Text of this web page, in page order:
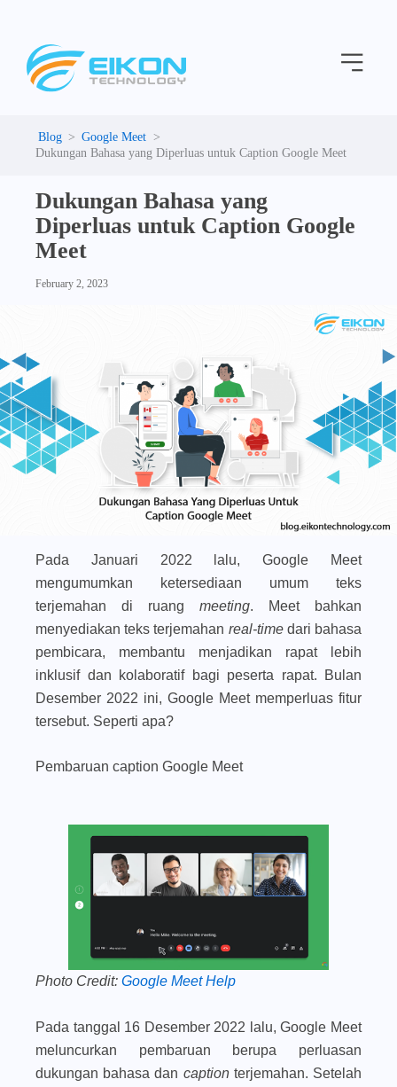
content
Menu
Google Meet
Dukungan Bahasa yang Diperluas untuk Caption Google Meet
Dukungan Bahasa yang
Diperluas untuk Caption Google
Meet
February 2, 2023
Pada Januari 2022 lalu, Google Meet
mengumumkan ketersediaan umum teks
terjemahan di ruang meeting. Meet bahkan
menyediakan teks terjemahan real-time dari bahasa
pembicara, membantu menjadikan rapat lebih
inklusif dan kolaboratif bagi peserta rapat. Bulan
Desember 2022 ini, Google Meet memperluas fitur
tersebut. Seperti apa?
Pembaruan caption Google Meet
Photo Credit: Google Meet Help
Pada tanggal 16 Desember 2022 lalu, Google Meet
meluncurkan pembaruan berupa perluasan
dukungan bahasa dan caption terjemahan. Setelah
e
g
i
e